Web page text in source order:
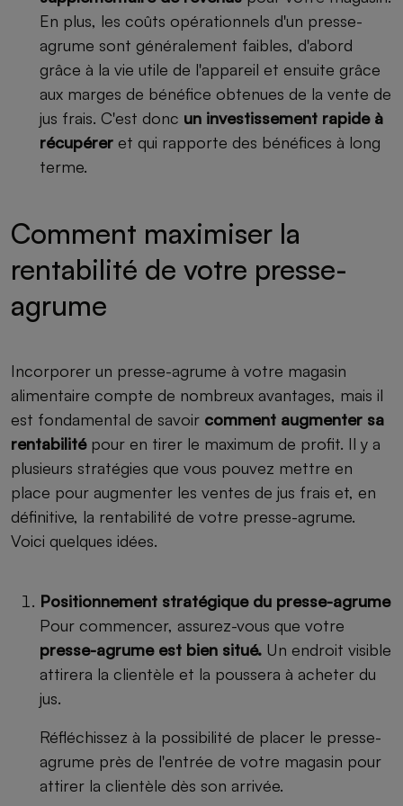
En plus, les coûts opérationnels d'un presse-
agrume sont généralement faibles, d'abord
grâce à la vie utile de l'appareil et ensuite grâce
aux marges de bénéfice obtenues de la vente de
jus frais. C'est donc un investissement rapide à
récupérer et qui rapporte des bénéfices à long
terme.
Comment maximiser la
rentabilité de votre presse-
agrume
Incorporer un presse-agrume à votre magasin
alimentaire compte de nombreux avantages, mais il
est fondamental de savoir comment augmenter sa
rentabilitépour en tirer le maximum de profit. Il y a
plusieurs stratégies que vous pouvez mettre en
place pour augmenter les ventes de jus frais et, en
définitive, la rentabilité de votre presse-agrume.
Voici quelques idées.
Positionnement stratégique du presse-agrume
Pour commencer, assurez-vous que votre
presse-agrume est bien situé. Un endroit visible
attirera la clientèle et la poussera à acheter du
jus.
Réfléchissez à la possibilité de placer le presse-
agrume près de l'entrée de votre magasin pour
attirer la clientèle dès son arrivée.